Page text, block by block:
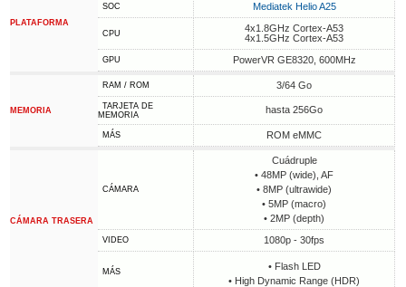
PLATAFORMA
SOC Mediatek Helio A25
CPU
4x1.8GHz Cortex-A53
4x1.5GHz Cortex-A53
GPU PowerVR GE8320, 600MHz
MEMORIA
RAM / ROM 3/64 Go
TARJETA DE
MEMORIA
hasta 256Go
MÁS ROM eMMC
CÁMARA TRASERA
CÁMARA
Cuádruple
• 48MP (wide), AF
• 8MP (ultrawide)
• 5MP (macro)
• 2MP (depth)
VIDEO 1080p - 30fps
MÁS
• Flash LED
• High Dynamic Range (HDR)